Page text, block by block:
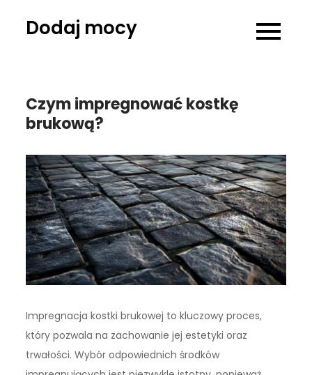
Dodaj mocy
Czym impregnować kostkę
brukową?
Impregnacja kostki brukowej to kluczowy proces,
który pozwala na zachowanie jej estetyki oraz
trwałości. Wybór odpowiednich środków